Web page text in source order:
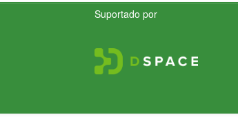
Suportado por